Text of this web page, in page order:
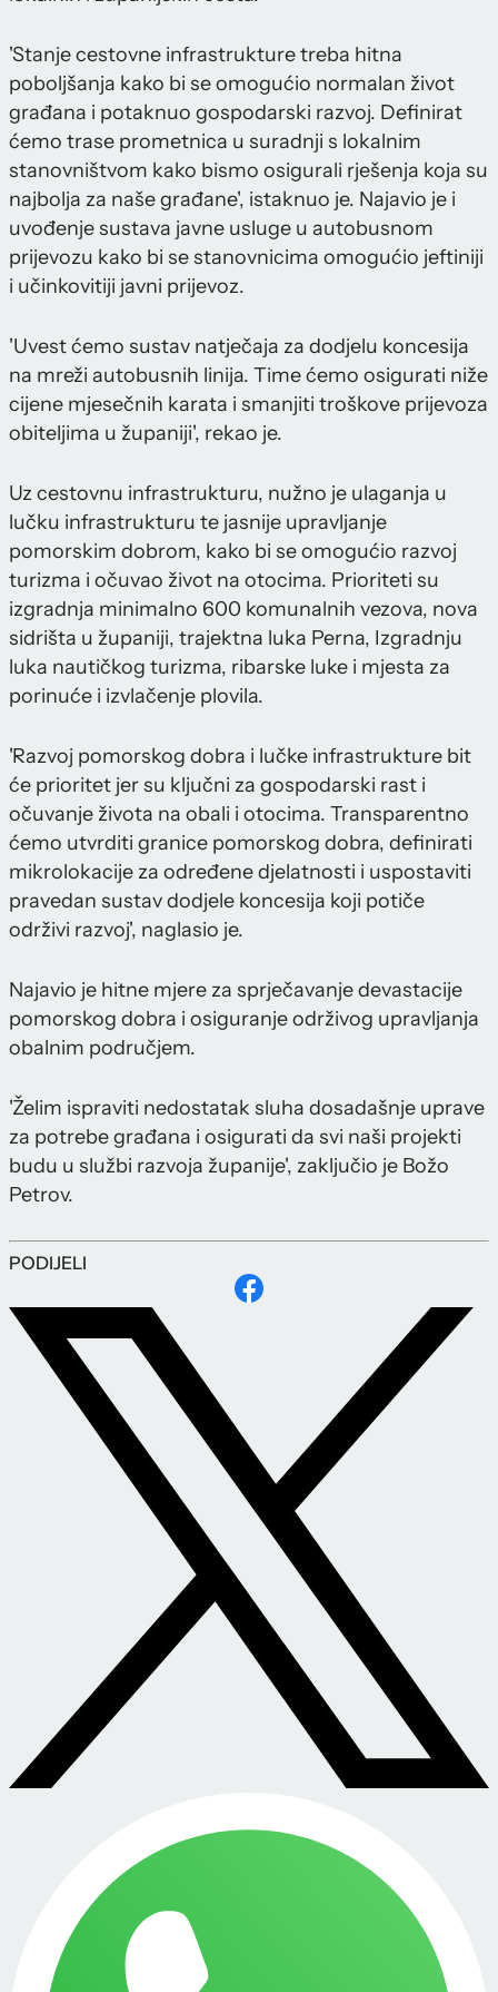
'Stanje cestovne infrastrukture treba hitna
poboljšanja kako bi se omogućio normalan život
građana i potaknuo gospodarski razvoj. Definirat
ćemo trase prometnica u suradnji s lokalnim
stanovništvom kako bismo osigurali rješenja koja su
najbolja za naše građane', istaknuo je. Najavio je i
uvođenje sustava javne usluge u autobusnom
prijevozu kako bi se stanovnicima omogućio jeftiniji
i učinkovitiji javni prijevoz.
'Uvest ćemo sustav natječaja za dodjelu koncesija
na mreži autobusnih linija. Time ćemo osigurati niže
cijene mjesečnih karata i smanjiti troškove prijevoza
obiteljima u županiji', rekao je.
Uz cestovnu infrastrukturu, nužno je ulaganja u
lučku infrastrukturu te jasnije upravljanje
pomorskim dobrom, kako bi se omogućio razvoj
turizma i očuvao život na otocima. Prioriteti su
izgradnja minimalno 600 komunalnih vezova, nova
sidrišta u županiji, trajektna luka Perna, Izgradnju
luka nautičkog turizma, ribarske luke i mjesta za
porinuće i izvlačenje plovila.
'Razvoj pomorskog dobra i lučke infrastrukture bit
će prioritet jer su ključni za gospodarski rast i
očuvanje života na obali i otocima. Transparentno
ćemo utvrditi granice pomorskog dobra, definirati
mikrolokacije za određene djelatnosti i uspostaviti
pravedan sustav dodjele koncesija koji potiče
održivi razvoj', naglasio je.
Najavio je hitne mjere za sprječavanje devastacije
pomorskog dobra i osiguranje održivog upravljanja
obalnim područjem.
'Želim ispraviti nedostatak sluha dosadašnje uprave
za potrebe građana i osigurati da svi naši projekti
budu u službi razvoja županije', zaključio je Božo
Petrov.
PODIJELI